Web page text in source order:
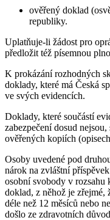
ověřený doklad
republiky.
Uplatňuje-li žádost pro
předložit též písemnou
K prokázání rozhodných
doklady, které má Česká
ve svých evidencích.
Doklady, které součástí
zabezpečení dosud
ověřených kopiích
Osoby uvedené pod
nárok na zvláštní
osobní svobody v rozsahu
doklad, z něhož je zřejmé,
déle než 12 měsíců nebo
došlo ze zdravotních